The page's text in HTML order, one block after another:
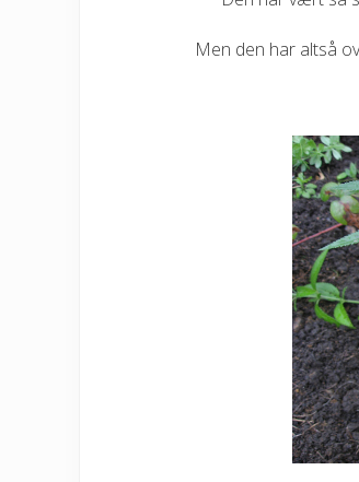
Men den har altså